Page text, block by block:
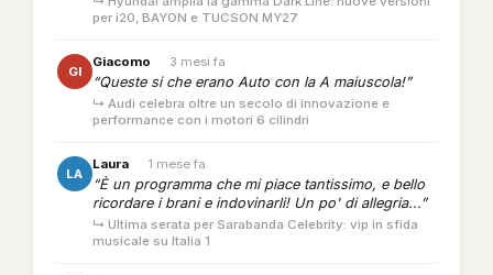
per i20, BAYON e TUCSON MY27
GI
Giacomo · 3 mesi fa
“Queste si che erano Auto con la A maiuscola!”
↳ Audi celebra oltre un secolo di innovazione e
performance con i motori 6 cilindri
LA
Laura · 1 mese fa
“È un programma che mi piace tantissimo, e bello
ricordare i brani e indovinarli! Un po' di allegria...”
↳ Ultima serata per Sarabanda Celebrity: vip in sfida
musicale su Italia 1